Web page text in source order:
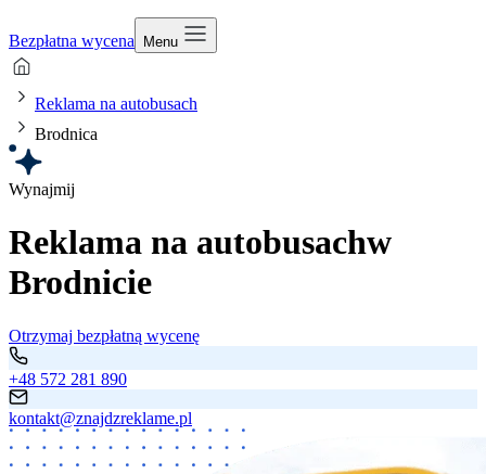
Bezpłatna wycena Menu
Reklama na autobusach
Brodnica
Wynajmij
Reklama na autobusachw
Brodnicie
Otrzymaj bezpłatną wycenę
+48 572 281 890
kontakt@znajdzreklame.pl